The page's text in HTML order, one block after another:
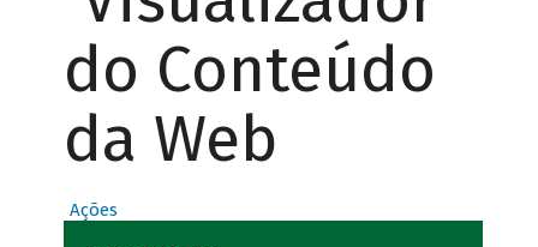
do Conteúdo
da Web
Ações